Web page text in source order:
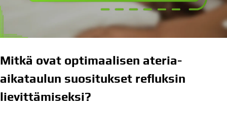
Mitkä ovat optimaalisen ateria-
aikataulun suositukset refluksin
lievittämiseksi?